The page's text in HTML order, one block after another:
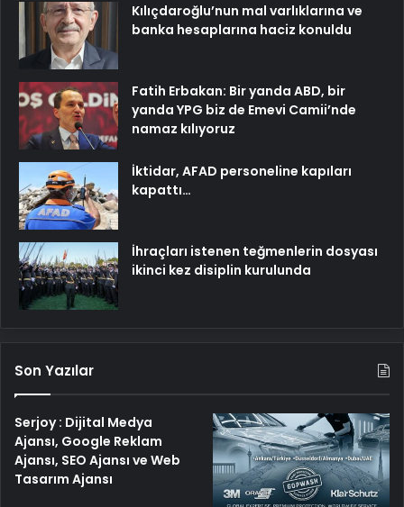
Kılıçdaroğlu’nun mal varlıklarına ve
banka hesaplarına haciz konuldu
Fatih Erbakan: Bir yanda ABD, bir
yanda YPG biz de Emevi Camii’nde
namaz kılıyoruz
İktidar, AFAD personeline kapıları
kapattı…
İhraçları istenen teğmenlerin dosyası
ikinci kez disiplin kurulunda
Son Yazılar
Serjoy : Dijital Medya
Ajansı, Google Reklam
Ajansı, SEO Ajansı ve Web
Tasarım Ajansı